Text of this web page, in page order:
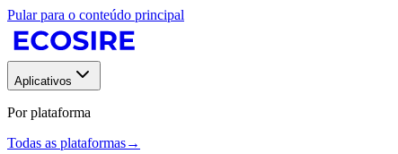
Pular para o conteúdo principal
Aplicativos
Por plataforma
Todas as plataformas→